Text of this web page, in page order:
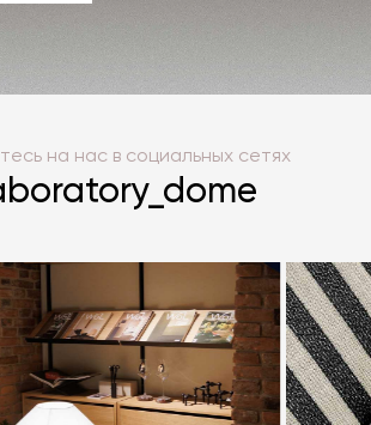
на нас в социальных сетях